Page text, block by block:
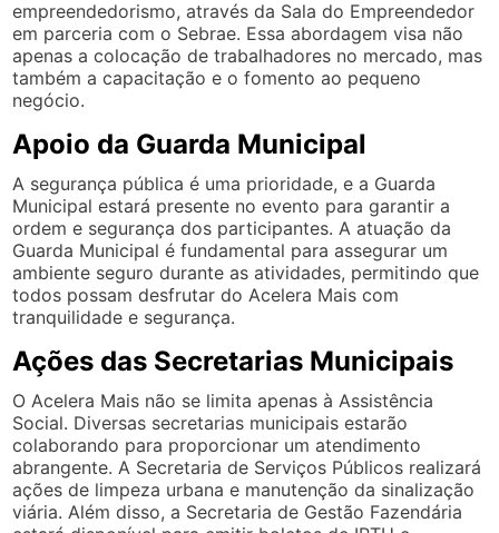
empreendedorismo, através da Sala do Empreendedor
em parceria com o Sebrae. Essa abordagem visa não
apenas a colocação de trabalhadores no mercado, mas
também a capacitação e o fomento ao pequeno
negócio.
Apoio da Guarda Municipal
A segurança pública é uma prioridade, e a Guarda
Municipal estará presente no evento para garantir a
ordem e segurança dos participantes. A atuação da
Guarda Municipal é fundamental para assegurar um
ambiente seguro durante as atividades, permitindo que
todos possam desfrutar do Acelera Mais com
tranquilidade e segurança.
Ações das Secretarias Municipais
O Acelera Mais não se limita apenas à Assistência
Social. Diversas secretarias municipais estarão
colaborando para proporcionar um atendimento
abrangente. A Secretaria de Serviços Públicos realizará
ações de limpeza urbana e manutenção da sinalização
viária. Além disso, a Secretaria de Gestão Fazendária